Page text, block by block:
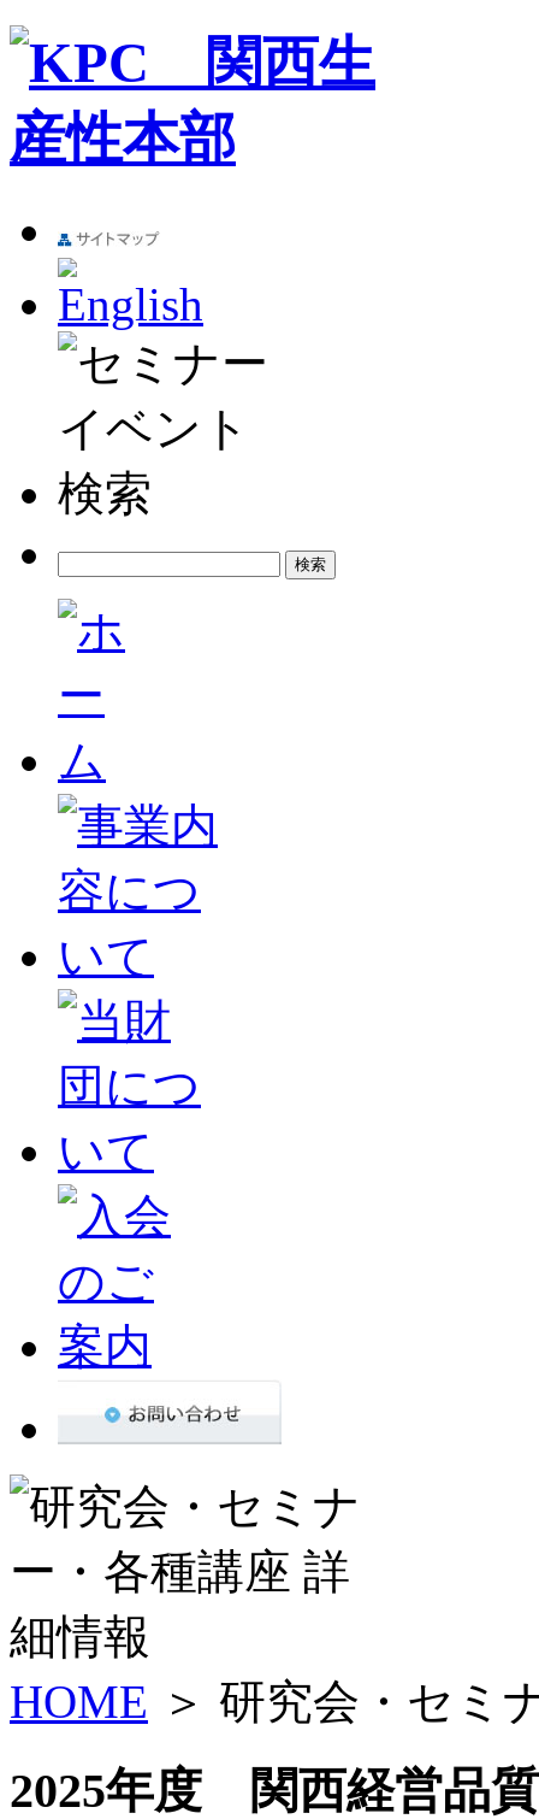
HOME ＞ 研究会・セミ
2025年度 関西経営品